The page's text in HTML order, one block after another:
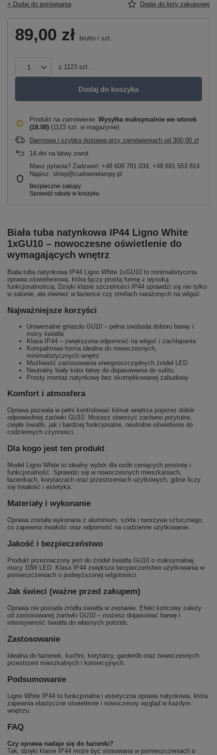
+ Dodaj do porównania Dodaj do listy zakupowej
89,00 zł brutto / szt.
z 1123 szt.
Dodaj do koszyka
Produkt na zamówienie Wysyłka maksymalnie we wtorek
(18.08) (1123 szt. w magazynie)
Darmowa i szybka dostawa przy zamówieniach od 300,00 zł
14 dni na łatwy zwrot
Masz pytania? Zadzwoń: +48 608 781 034, +48 691 553 814
Napisz: sklep@cudownelampy.pl
Biała tuba natynkowa IP44 Ligno White
1xGU10 – nowoczesne oświetlenie do
wymagających wnętrz
Biała tuba natynkowa IP44 Ligno White 1xGU10 to minimalistyczna
oprawa oświetleniowa, która łączy prostą formę z wysoką
funkcjonalnością. Dzięki klasie szczelności IP44 sprawdzi się nie tylko
w salonie, ale również w łazience czy strefach narażonych na wilgoć.
Najważniejsze korzyści
Uniwersalne gniazdo GU10 – pełna swoboda doboru barwy i
mocy światła
Klasa IP44 – zwiększona odporność na wilgoć i zachlapania
Kompaktowa forma idealna do nowoczesnych,
minimalistycznych wnętrz
Możliwość zastosowania energooszczędnych źródeł LED
Neutralny biały kolor łatwy do dopasowania do sufitu
Prosty montaż natynkowy bez skomplikowanej zabudowy
Komfort i atmosfera
Oprawa pozwala w pełni kontrolować klimat wnętrza poprzez dobór
odpowiedniej żarówki GU10. Możesz stworzyć zarówno przytulne,
ciepłe światło, jak i bardziej funkcjonalne, neutralne oświetlenie do
codziennych czynności.
Dla kogo jest ten produkt
Model Ligno White to idealny wybór dla osób ceniących prostotę i
funkcjonalność. Sprawdzi się w nowoczesnych mieszkaniach,
łazienkach, korytarzach oraz przestrzeniach użytkowych, gdzie liczy
się trwałość i estetyka.
Materiały i wykonanie
Oprawa została wykonana z aluminium, szkła i tworzywa sztucznego,
co zapewnia trwałość oraz odporność na codzienne użytkowanie.
Jakość i bezpieczeństwo
Produkt przeznaczony jest do źródeł światła GU10 o maksymalnej
mocy 10W LED. Klasa IP44 zwiększa bezpieczeństwo użytkowania w
pomieszczeniach o podwyższonej wilgotności.
Jak świeci (ważne przed zakupem)
Oprawa nie posiada źródła światła w zestawie. Efekt końcowy zależy
od zastosowanej żarówki GU10 – możesz dopasować barwę i
intensywność światła do własnych potrzeb.
Zastosowanie
Idealna do łazienek, kuchni, korytarzy, garderób oraz nowoczesnych
przestrzeni mieszkalnych i komercyjnych.
Podsumowanie
Ligno White IP44 to funkcjonalna i estetyczna oprawa natynkowa, która
zapewnia elastyczne oświetlenie i nowoczesny wygląd w każdym
wnętrzu.
FAQ
Czy oprawa nadaje się do łazienki?
Tak, dzięki klasie IP44 może być stosowana w pomieszczeniach o